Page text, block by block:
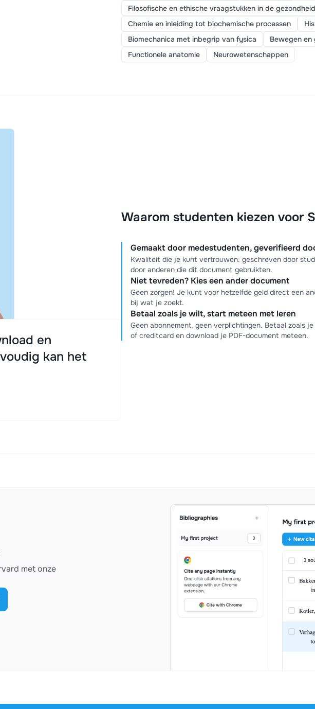
Filosofische en ethische vraagstukken in de
Chemie en inleiding tot biochemische processen
Biomechanica met inbegrip van fysica
Bewegen en
Functionele anatomie
Neurowetenschappen
Waarom studenten kiezen voor
Gemaakt door medestudenten, geverifieerd
Kwaliteit die je kunt vertrouwen: geschreven door
door anderen die dit document gebruikten.
Niet tevreden? Kies een ander document
Geen zorgen! Je kunt voor hetzelfde geld direct een
bij wat je zoekt.
Betaal zoals je wilt, start meteen met leren
Geen abonnement, geen verplichtingen. Betaal zoals
of creditcard en download je PDF-document meteen.
en
kan het
met onze